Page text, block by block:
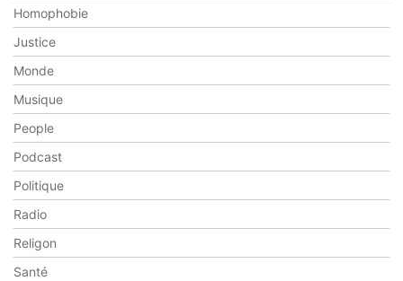
Homophobie
Justice
Monde
Musique
People
Podcast
Politique
Radio
Religon
Santé